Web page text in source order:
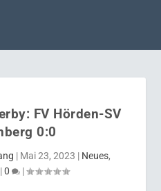
FV Hörden-SV
0:0
| Mai 23, 2023 | Neues,
|0 |